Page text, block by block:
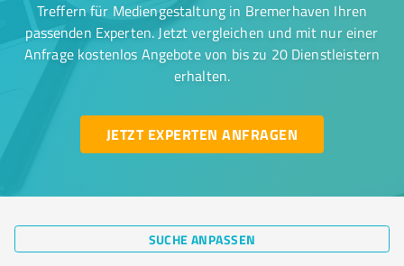
Treffern für Mediengestaltung in Bremerhaven Ihren
passenden Experten. Jetzt vergleichen und mit nur einer
Anfrage kostenlos Angebote von bis zu 20 Dienstleistern
erhalten.
JETZT EXPERTEN ANFRAGEN
SUCHE ANPASSEN